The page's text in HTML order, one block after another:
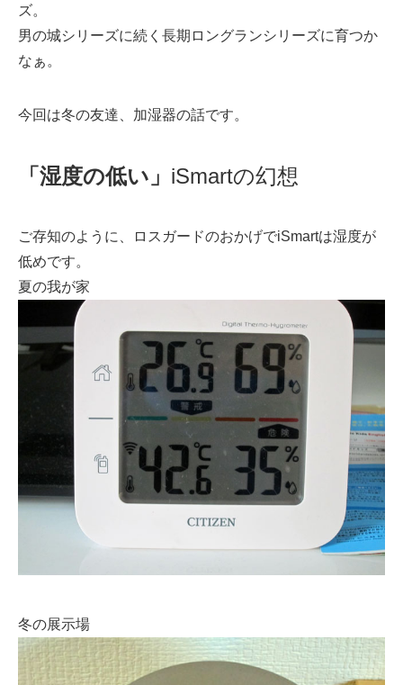
ズ。
男の城シリーズに続く長期ロングランシリーズに育つか
なぁ。
今回は冬の友達、加湿器の話です。
「湿度の低い」 iSmartの幻想
ご存知のように、ロスガードのおかげでiSmartは湿度が
低めです。
夏の我が家
冬の展示場